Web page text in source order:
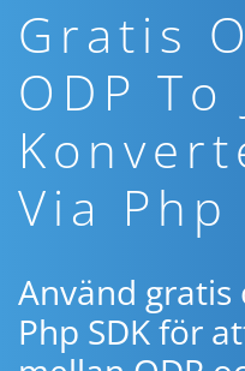
Gratis
ODP To
Via Php
Använd
Php SDK för